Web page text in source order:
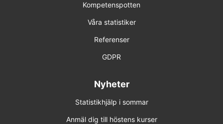
Kompetenspotten
Våra statistiker
Referenser
GDPR
Nyheter
Statistikhjälp i sommar
Anmäl dig till höstens kurser